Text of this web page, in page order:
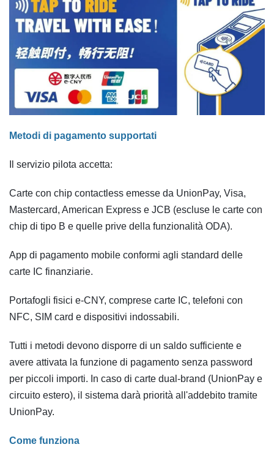
Metodi di pagamento supportati
Il servizio pilota accetta:
Carte con chip contactless emesse da UnionPay, Visa,
Mastercard, American Express e JCB (escluse le carte con
chip di tipo B e quelle prive della funzionalità ODA).
App di pagamento mobile conformi agli standard delle
carte IC finanziarie.
Portafogli fisici e-CNY, comprese carte IC, telefoni con
NFC, SIM card e dispositivi indossabili.
Tutti i metodi devono disporre di un saldo sufficiente e
avere attivata la funzione di pagamento senza password
per piccoli importi. In caso di carte dual-brand (UnionPay e
circuito estero), il sistema darà priorità all'addebito tramite
UnionPay.
Come funziona